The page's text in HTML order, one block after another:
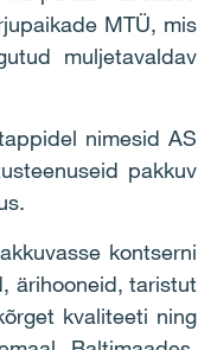
MTÜ, mis
muljetavaldav
nimesid AS
pakkuv
kontserni
ärihooneid, taristut
kvaliteeti ning